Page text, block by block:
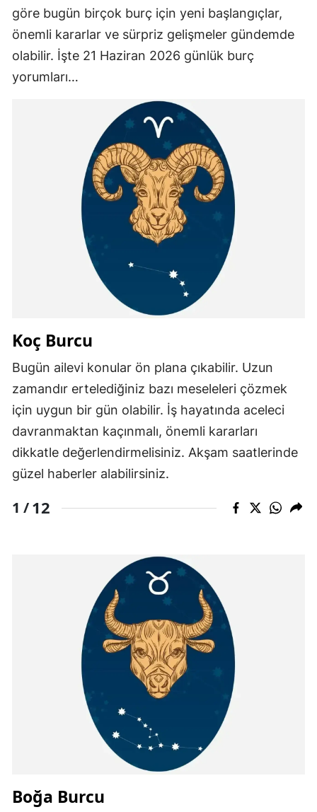
göre bugün birçok burç için yeni başlangıçlar,
önemli kararlar ve sürpriz gelişmeler gündemde
olabilir. İşte 21 Haziran 2026 günlük burç
yorumları…
Koç Burcu
Bugün ailevi konular ön plana çıkabilir. Uzun
zamandır ertelediğiniz bazı meseleleri çözmek
için uygun bir gün olabilir. İş hayatında aceleci
davranmaktan kaçınmalı, önemli kararları
dikkatle değerlendirmelisiniz. Akşam saatlerinde
güzel haberler alabilirsiniz.
1 /12
Boğa Burcu